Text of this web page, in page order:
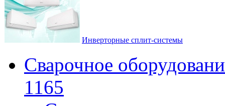
Инверторные сплит-системы
Сварочное
1165